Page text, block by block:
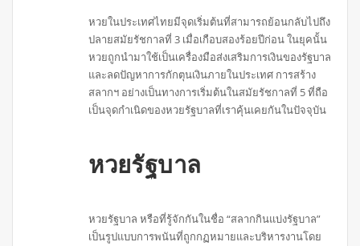
หวยในประเทศไทยมีจุดเริ่มต้นที่สามารถย้อนกลับไปถึง
ปลายสมัยรัชกาลที่ 3 เมื่อเกือบสองร้อยปีก่อน ในยุคนั้น
หวยถูกนำมาใช้เป็นเครื่องมือส่งเสริมการเงินของรัฐบาล
และลดปัญหาการกักตุนเงินภายในประเทศ การสร้าง
สลากฯ อย่างเป็นทางการเริ่มต้นในสมัยรัชกาลที่ 5 ที่ถือ
เป็นจุดกำเนิดของหวยรัฐบาลที่เราคุ้นเคยกันในปัจจุบัน
หวยรัฐบาล
หวยรัฐบาล หรือที่รู้จักกันในชื่อ “สลากกินแบ่งรัฐบาล”
เป็นรูปแบบการพนันที่ถูกกฏหมายและบริหารงานโดย